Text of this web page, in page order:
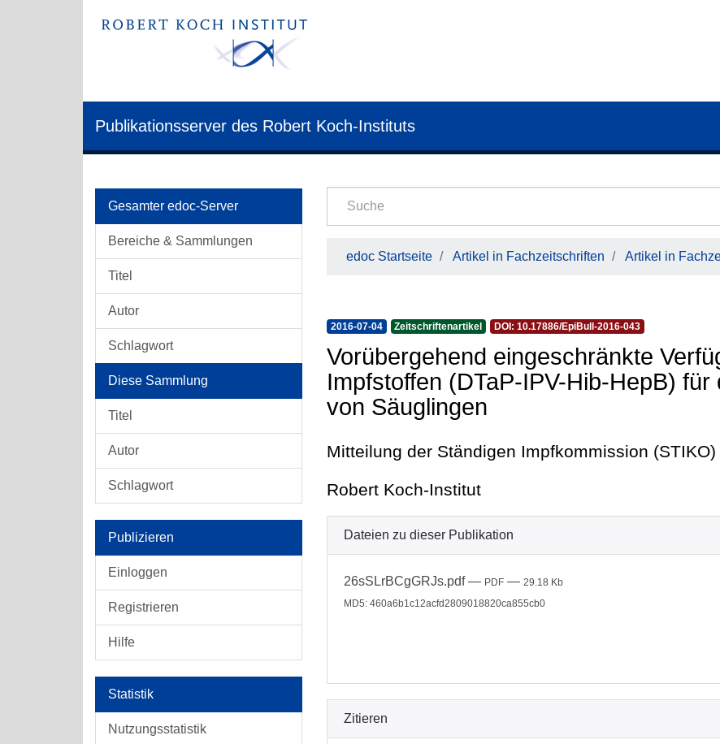
Publikationsserver des Robert Koch-Instituts
Gesamter edoc-Server
Bereiche & Sammlungen
Titel
Autor
Schlagwort
Diese Sammlung
Titel
Autor
Schlagwort
Publizieren
Einloggen
Registrieren
Hilfe
Statistik
Nutzungsstatistik
edoc Startseite Artikel in Fachzeitschriften Artikel in
2016-07-04 Zeitschriftenartikel DOI: 10.17886/EpiBull-2016-043
Vorübergehend eingeschränkte
Impfstoffen (DTaP-IPV-Hib-HepB)
von Säuglingen
Mitteilung der Ständigen Impfkommission (STIKO)
Robert Koch-Institut
Dateien zu dieser Publikation
26sSLrBCgGRJs.pdf— PDF — 29.18 Kb
MD5: 460a6b1c12acfd2809018820ca855cb0
Zitieren